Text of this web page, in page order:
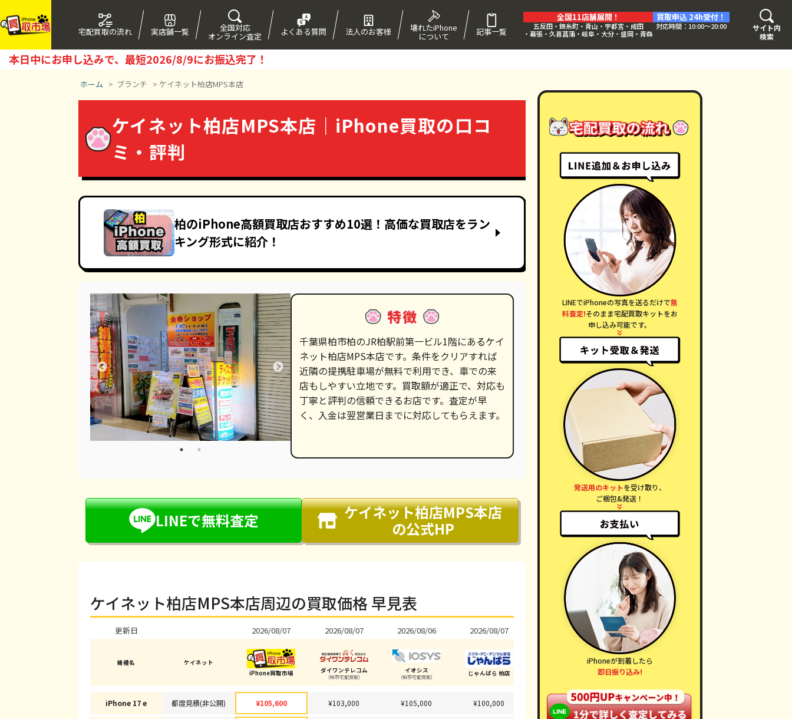
全国11店舗展開！
五反田・錦糸町・青山・宇都宮・成田
・幕張・久喜菖蒲・岐阜・大分・盛岡・青森
買取申込 24h受付！
対応時間：10:00〜20:00
宅配買取の流れ 実店舗一覧 全国対応
オンライン査定 よくある質問 法人のお客様 壊れたiPhone
について 記事一覧
サイト内
検索
本日中にお申し込みで、最短2026/8/9にお振込完了！
ホーム > ブランチ > ケイネット柏店MPS本店
ケイネット柏店MPS本店｜iPhone買取の口コ
ミ・評判
柏のiPhone高額買取店おすすめ10選！高価な買取店をラン
キング形式に紹介！
千葉県柏市柏のJR柏駅前第一ビル1階にあるケイ
ネット柏店MPS本店です。条件をクリアすれば
近隣の提携駐車場が無料で利用でき、車での来
店もしやすい立地です。買取額が適正で、対応も
丁寧と評判の信頼できるお店です。査定が早
く、入金は翌営業日までに対応してもらえます。
LINEで無料査定
ケイネット柏店MPS本店
の公式HP
ケイネット柏店MPS本店周辺の買取価格 早見表
更新日
機種名
iPhone 17 e
ケイネット
都度見積(非公開)
2026/08/07
iPhone買取市場
¥105,600
2026/08/07
ダイワンテレコム
(柏市宅配買取)
¥103,000
2026/08/06
イオシス
(柏市宅配買取)
¥105,000
2026/08/07
じゃんぱら 柏店
¥100,000
LINEでiPhoneの写真を送るだけで無
料査定!そのまま宅配買取キットをお
申し込み可能です。
発送用のキットを受け取り、
ご梱包&発送！
iPhoneが到着したら
即日振り込み!